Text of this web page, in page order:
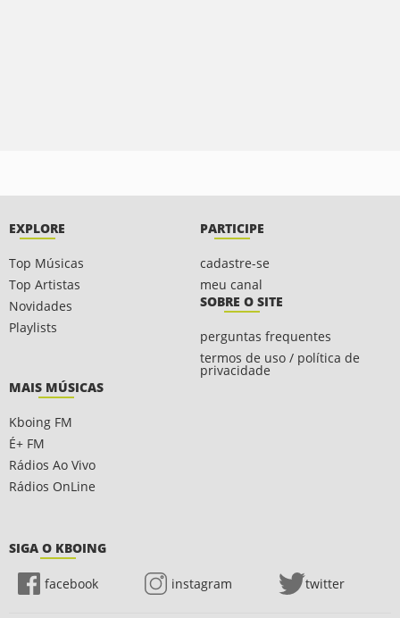
EXPLORE
Top Músicas
Top Artistas
Novidades
Playlists
PARTICIPE
cadastre-se
meu canal
SOBRE O SITE
perguntas frequentes
termos de uso / política de
privacidade
MAIS MÚSICAS
Kboing FM
É+ FM
Rádios Ao Vivo
Rádios OnLine
SIGA O KBOING
facebook instagram twitter